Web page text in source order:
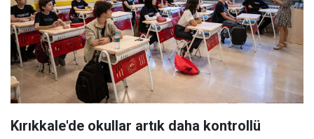
Kırıkkale'de okullar artık daha kontrollü